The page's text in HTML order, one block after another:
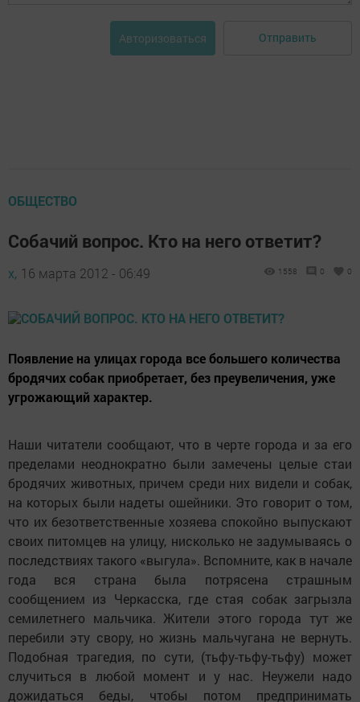
Авторизоваться Отправить
ОБЩЕСТВО
Собачий вопрос. Кто на него ответит?
х, 16 марта 2012 - 06:49 1558 0 0
Появление на улицах города все большего количества
бродячих собак приобретает, без преувеличения, уже
угрожающий характер.
Наши читатели сообщают, что в черте города и за его
пределами неоднократно были замечены целые стаи
бродячих животных, причем среди них видели и собак,
на которых были надеты ошейники. Это говорит о том,
что их безответственные хозяева спокойно выпускают
своих­ питомцев на улицу, нисколько не задумываясь о
последствиях такого «выгула». Вспомните, как в начале
года вся страна была потрясена страшным
сообщением из Черкасска, где стая собак загрызла
семилетнего мальчика. Жители этого города тут же
перебили эту свору, но жизнь мальчугана не вернуть.
Подобная трагедия, по сути, (тьфу-тьфу-тьфу) может
случиться в любой момент и у нас. Неужели надо
дожидаться беды, чтобы потом предпринимать